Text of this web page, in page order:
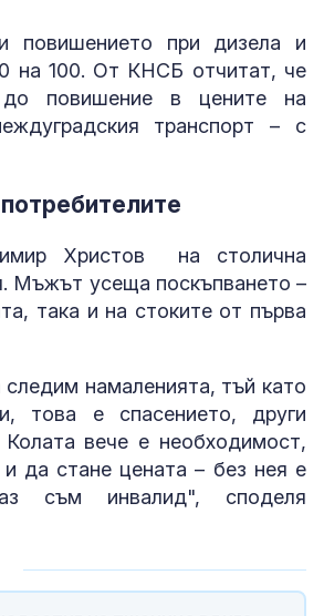
повишението при дизела и
на 100. От КНСБ отчитат, че
повишение в цените на
транспорт – с
Христов на столична
Мъжът усеща поскъпването –
така и на стоките от първа
намаленията, тъй като
това е спасението, други
Колата вече е необходимост,
да стане цената – без нея е
съм инвалид", споделя